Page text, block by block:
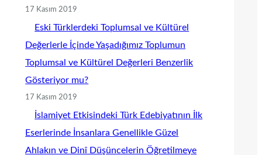
17 Kasım 2019
Eski Türklerdeki Toplumsal ve Kültürel
Değerlerle İçinde Yaşadığımız Toplumun
Toplumsal ve Kültürel Değerleri Benzerlik
Gösteriyor mu?
17 Kasım 2019
İslamiyet Etkisindeki Türk Edebiyatının İlk
Eserlerinde İnsanlara Genellikle Güzel
Ahlakın ve Dinî Düşüncelerin Öğretilmeye